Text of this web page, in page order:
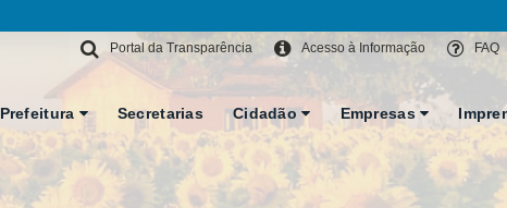
FAQ
Acesso à Informação
Portal da Transparência
Prefeitura Secretarias Cidadão Empresas